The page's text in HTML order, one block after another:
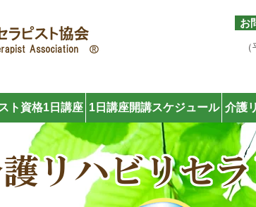
お
ト資格1日講座 1日講座開講スケジュール 介護